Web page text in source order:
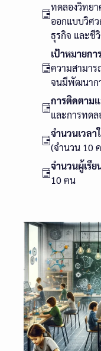
ทดลองวิทยา
ออกแบบวิศว
ธุรกิจ และชี
เป้าหมายก
ความสามาร
จนมีพัฒนาก
การติดตาม
และการทดล
จำนวนเวลา
(จำนวน 10
จำนวนผู้เรีย
10 คน